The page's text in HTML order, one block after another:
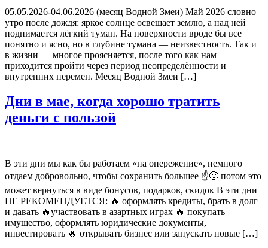
05.05.2026-04.06.2026 (месяц Водной Змеи) Май 2026 словно
утро после дождя: яркое солнце освещает землю, а над ней
поднимается лёгкий туман. На поверхности вроде бы все
понятно и ясно, но в глубине тумана — неизвестность. Так и
в жизни — многое проясняется, после того как нам
приходится пройти через период неопределённости и
внутренних перемен. Месяц Водной Змеи […]
Дни в мае, когда хорошо тратить
деньги с пользой
В эти дни мы как бы работаем «на опережение», немного
отдаем добровольно, чтобы сохранить большее ☝️🙂 потом это
может вернуться в виде бонусов, подарков, скидок В эти дни
НЕ РЕКОМЕНДУЕТСЯ: 🔥 оформлять кредиты, брать в долг
и давать 🔥участвовать в азартных играх 🔥 покупать
имущество, оформлять юридические документы,
инвестировать 🔥 открывать бизнес или запускать новые […]